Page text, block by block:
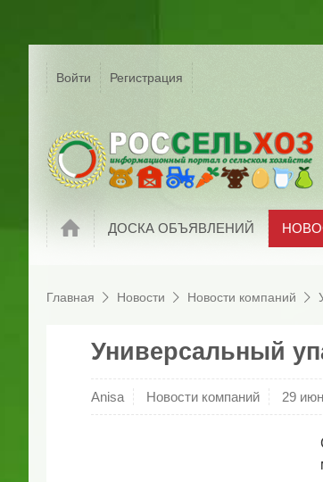
Войти Регистрация
Новости
ДОСКА ОБЪЯВЛЕНИЙ
Главная Новости Новости компаний
Универсальный
Anisa Новости компаний 29